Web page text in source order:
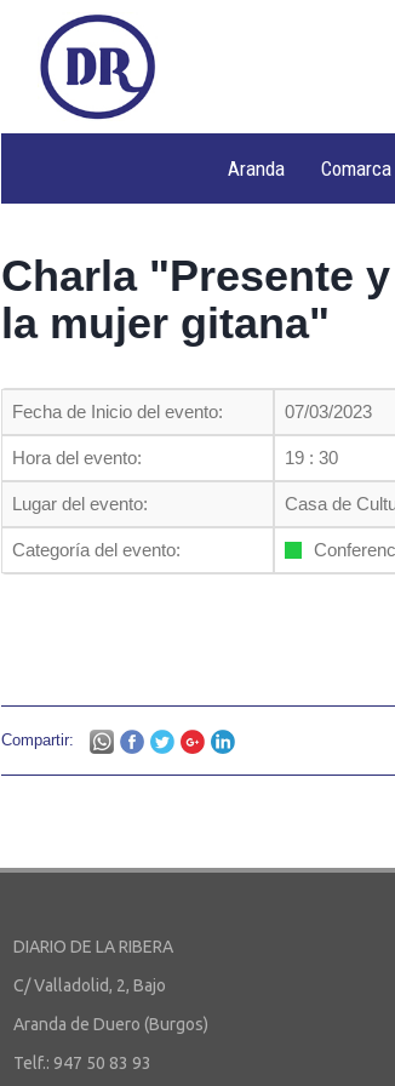
Aranda Comarca
Charla "Presente
la mujer gitana"
Fecha de Inicio del evento: 07/03/2023
Hora del evento: 19 : 30
Lugar del evento: Casa de
Categoría del evento:
Compartir:
DIARIO DE LA RIBERA
C/ Valladolid, 2, Bajo
Aranda de Duero (Burgos)
Telf.: 947 50 83 93